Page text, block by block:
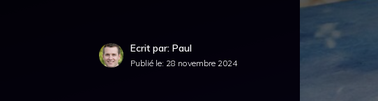
Ecrit par: Paul
Publié le: 28 novembre 2024